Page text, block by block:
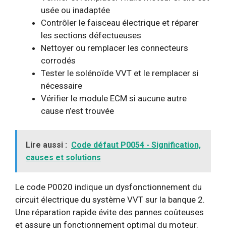
usée ou inadaptée
Contrôler le faisceau électrique et réparer
les sections défectueuses
Nettoyer ou remplacer les connecteurs
corrodés
Tester le solénoïde VVT et le remplacer si
nécessaire
Vérifier le module ECM si aucune autre
cause n’est trouvée
Lire aussi : Code défaut P0054 - Signification,
causes et solutions
Le code P0020 indique un dysfonctionnement du
circuit électrique du système VVT sur la banque 2.
Une réparation rapide évite des pannes coûteuses
et assure un fonctionnement optimal du moteur.